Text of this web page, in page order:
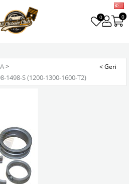
0 0
>
1498-S (1200-1300-1600-T2)